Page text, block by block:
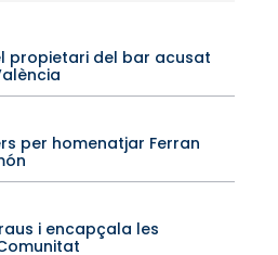
propietari del bar acusat
per homenatjar Ferran
i encapçala les